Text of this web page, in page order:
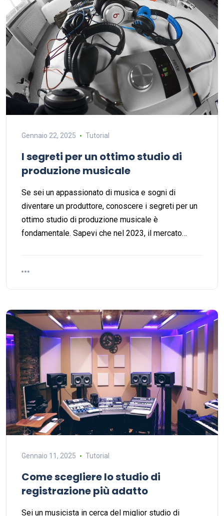
Gennaio 22, 2025 Tutorial
I segreti per un ottimo studio di
produzione musicale
Se sei un appassionato di musica e sogni di
diventare un produttore, conoscere i segreti per un
ottimo studio di produzione musicale è
fondamentale. Sapevi che nel 2023, il mercato…
Gennaio 11, 2025 Tutorial
Come scegliere lo studio di
registrazione più adatto
Sei un musicista in cerca del miglior studio di